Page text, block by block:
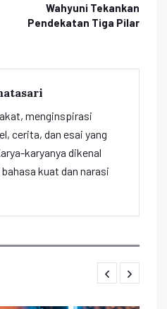
Wahyuni Tekankan
Pendekatan Tiga Pilar
menginspirasi
cerita, dan esai yang
karyanya dikenal
kuat dan narasi